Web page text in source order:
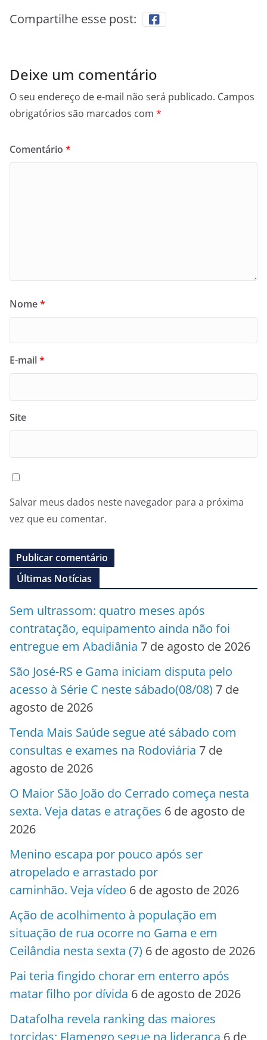
Compartilhe esse post:
Deixe um comentário
O seu endereço de e-mail não será publicado. Campos
obrigatórios são marcados com *
Comentário *
Nome*
E-mail*
Site
Salvar meus dados neste navegador para a próxima
vez que eu comentar.
Últimas Notícias
Sem ultrassom: quatro meses após
contratação, equipamento ainda não foi
entregue em Abadiânia 7 de agosto de 2026
São José-RS e Gama iniciam disputa pelo
acesso à Série C neste sábado(08/08) 7 de
agosto de 2026
Tenda Mais Saúde segue até sábado com
consultas e exames na Rodoviária 7 de
agosto de 2026
O Maior São João do Cerrado começa nesta
sexta. Veja datas e atrações 6 de agosto de
2026
Menino escapa por pouco após ser
atropelado e arrastado por
caminhão. Veja vídeo 6 de agosto de 2026
Ação de acolhimento à população em
situação de rua ocorre no Gama e em
Ceilândia nesta sexta (7) 6 de agosto de 2026
Pai teria fingido chorar em enterro após
matar filho por dívida 6 de agosto de 2026
Datafolha revela ranking das maiores
torcidas; Flamengo segue na liderança 6 de